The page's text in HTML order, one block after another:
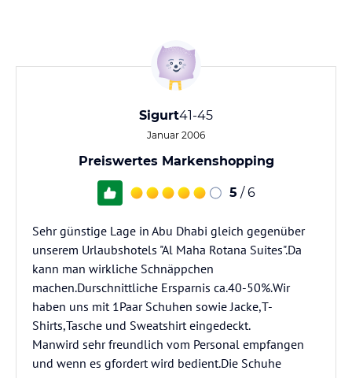
Sigurt41-45
Januar 2006
Preiswertes Markenshopping
5 / 6
Sehr günstige Lage in Abu Dhabi gleich gegenüber
unserem Urlaubshotels "Al Maha Rotana Suites".Da
kann man wirkliche Schnäppchen
machen.Durschnittliche Ersparnis ca.40-50%.Wir
haben uns mit 1Paar Schuhen sowie Jacke,T-
Shirts,Tasche und Sweatshirt eingedeckt.
Manwird sehr freundlich vom Personal empfangen
und wenn es gfordert wird bedient.Die Schuhe